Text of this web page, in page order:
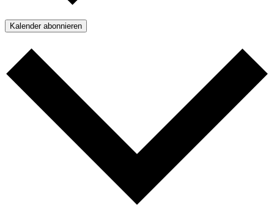
Kalender abonnieren